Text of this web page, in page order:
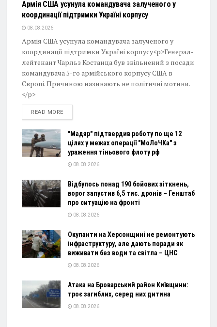
Армія США усунула командувача залученого у
координації підтримки Україні корпусу
08.08.2026
Армія США усунула командувача залученого у
координації підтримки Україні корпусу<p>Генерал-
лейтенант Чарльз Костанца був звільнений з посади
командувача 5-го армійського корпусу США в
Європі. Причиною називають не політичні мотиви.
</p>
READ MOREDETAILS
"Мадяр" підтвердив роботу по ще 12
цілях у межах операції "МоЛоЧКа" з
ураження тіньового флоту рф
08.08.2026
Відбулось понад 190 бойових зіткнень,
ворог запустив 6,5 тис. дронів – Генштаб
про ситуацію на фронті
08.08.2026
Окупанти на Херсонщині не ремонтують
інфраструктуру, але дають поради як
виживати без води та світла – ЦНС
08.08.2026
Атака на Броварський район Київщини:
троє загиблих, серед них дитина
08.08.2026